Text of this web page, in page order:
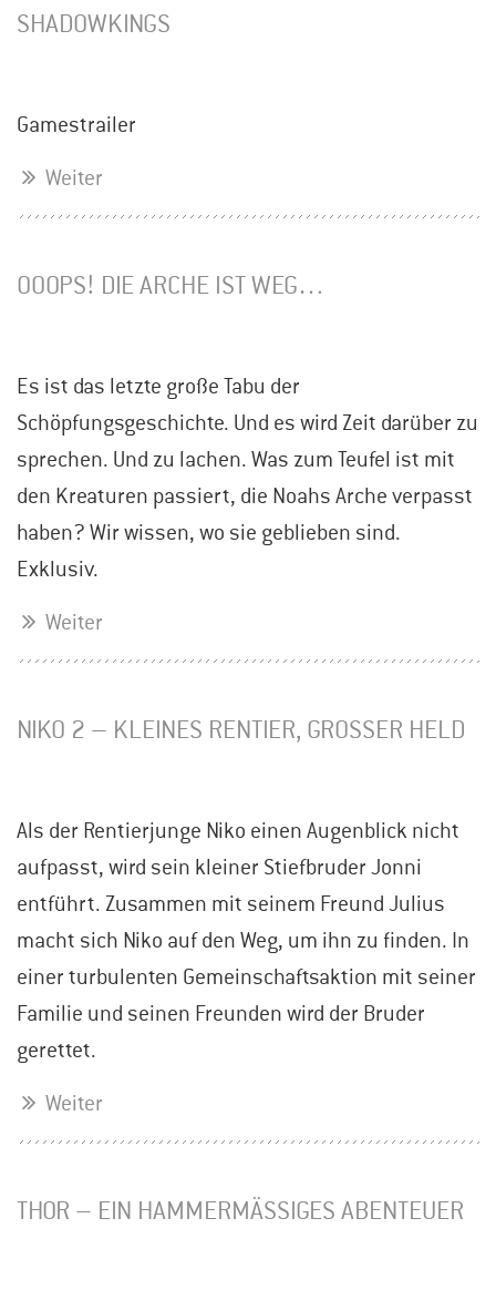
SHADOWKINGS
Gamestrailer
Weiter
OOOPS! DIE ARCHE IST WEG…
Es ist das letzte große Tabu der
Schöpfungsgeschichte. Und es wird Zeit darüber zu
sprechen. Und zu lachen. Was zum Teufel ist mit
den Kreaturen passiert, die Noahs Arche verpasst
haben? Wir wissen, wo sie geblieben sind.
Exklusiv.
Weiter
NIKO 2 – KLEINES RENTIER, GROSSER HELD
Als der Rentierjunge Niko einen Augenblick nicht
aufpasst, wird sein kleiner Stiefbruder Jonni
entführt. Zusammen mit seinem Freund Julius
macht sich Niko auf den Weg, um ihn zu finden. In
einer turbulenten Gemeinschaftsaktion mit seiner
Familie und seinen Freunden wird der Bruder
gerettet.
Weiter
THOR – EIN HAMMERMÄSSIGES ABENTEUER